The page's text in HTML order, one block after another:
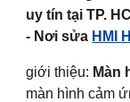
uy tín tại TP.
- Nơi sửa HMI
giới thiệu: Màn
màn hình cảm